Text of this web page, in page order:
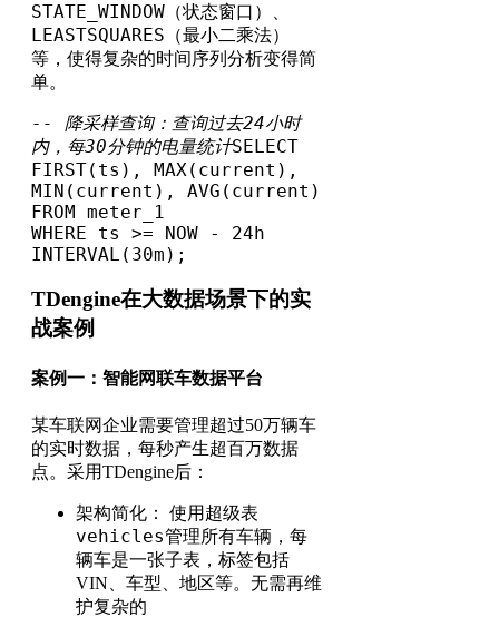
STATE_WINDOW （状态窗口）、
LEASTSQUARES （最小二乘法）
等，使得复杂的时间序列分析变得简
单。
-- 降采样查询：查询过去24小时
内，每30分钟的电量统计SELECT
FIRST(ts), MAX(current),
MIN(current), AVG(current)
FROM meter_1
WHERE ts >= NOW - 24h
INTERVAL(30m);
TDengine在大数据场景下的实
战案例
案例一：智能网联车数据平台
某车联网企业需要管理超过50万辆车
的实时数据，每秒产生超百万数据
点。采用TDengine后：
架构简化： 使用超级表
vehicles管理所有车辆，每
辆车是一张子表，标签包括
VIN、车型、地区等。无需再维
护复杂的